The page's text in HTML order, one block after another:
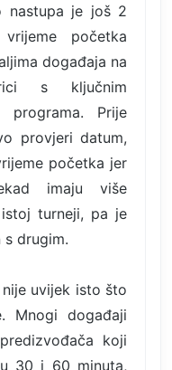
nastupa je još 2
početka
događaja na
s ključnim
Prije
provjeri datum,
početka jer
imaju više
turneji, pa je
drugim.
uvijek isto što
Mnogi događaji
koji
30 i 60 minuta,